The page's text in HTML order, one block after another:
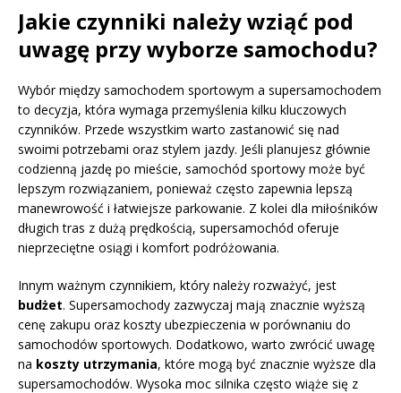
Jakie czynniki należy wziąć pod
uwagę przy wyborze samochodu?
Wybór między samochodem sportowym a supersamochodem
to decyzja, która wymaga przemyślenia kilku kluczowych
czynników. Przede wszystkim warto zastanowić się nad
swoimi potrzebami oraz stylem jazdy. Jeśli planujesz głównie
codzienną jazdę po mieście, samochód sportowy może być
lepszym rozwiązaniem, ponieważ często zapewnia lepszą
manewrowość i łatwiejsze parkowanie. Z kolei dla miłośników
długich tras z dużą prędkością, supersamochód oferuje
nieprzeciętne osiągi i komfort podróżowania.
Innym ważnym czynnikiem, który należy rozważyć, jest
budżet. Supersamochody zazwyczaj mają znacznie wyższą
cenę zakupu oraz koszty ubezpieczenia w porównaniu do
samochodów sportowych. Dodatkowo, warto zwrócić uwagę
na koszty utrzymania, które mogą być znacznie wyższe dla
supersamochodów. Wysoka moc silnika często wiąże się z